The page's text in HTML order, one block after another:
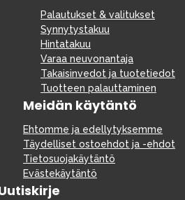
Palautukset & valitukset
Synnytystakuu
Hintatakuu
Varaa neuvonantaja
Takaisinvedot ja tuotetiedot
Tuotteen palauttaminen
Meidän käytäntö
Ehtomme ja edellytyksemme
Täydelliset ostoehdot ja -ehdot
Tietosuojakäytäntö
Evästekäytäntö